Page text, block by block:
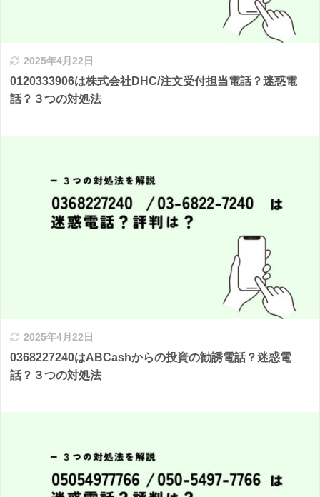
2025年4月22日
0120333906は株式会社DHC/注文受付担当電話？迷惑電
話？３つの対処法
2025年4月22日
0368227240はABCashからの投資の勧誘電話？迷惑電
話？３つの対処法